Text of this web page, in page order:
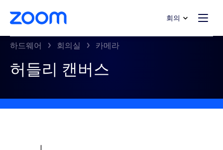
으로 건너뛰기
팅으로 건너뛰기 회의
하드웨어 회의실 카메라
허들리 캔버스